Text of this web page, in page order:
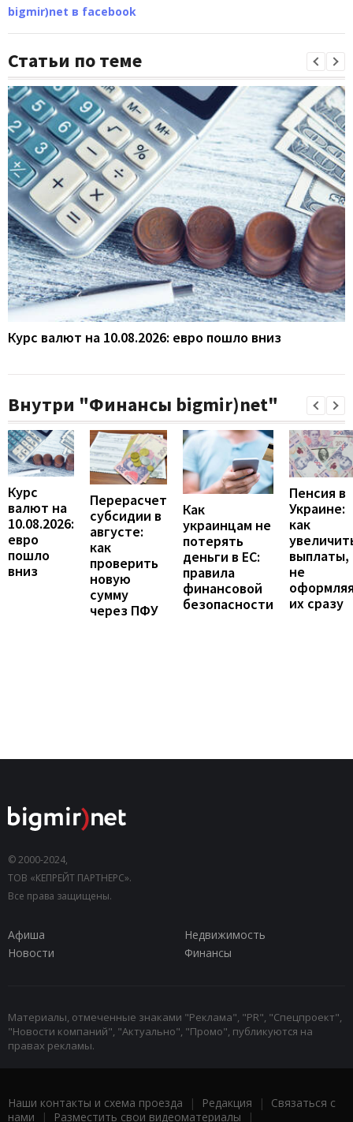
bigmir)net в facebook
Статьи по теме
Курс валют на 10.08.2026: евро пошло вниз
Внутри "Финансы bigmir)net"
Курс
валют на
10.08.2026:
евро
пошло
вниз
Перерасчет
субсидии в
августе:
как
проверить
новую
сумму
через ПФУ
Как
украинцам не
потерять
деньги в ЕС:
правила
финансовой
безопасности
Пенсия в
Украине:
как
выплаты,
не
их сразу
© 2000-2024,
ТОВ «КЕПРЕЙТ ПАРТНЕРС».
Все права защищены.
Афиша
Недвижимость
Новости
Финансы
Материалы, отмеченные знаками "Реклама", "PR", "Спецпроект",
"Новости компаний", "Актуально", "Промо", публикуются на
правах рекламы.
Наши контакты и схема проезда | Редакция | Связаться с
нами | Разместить свои видеоматериалы |